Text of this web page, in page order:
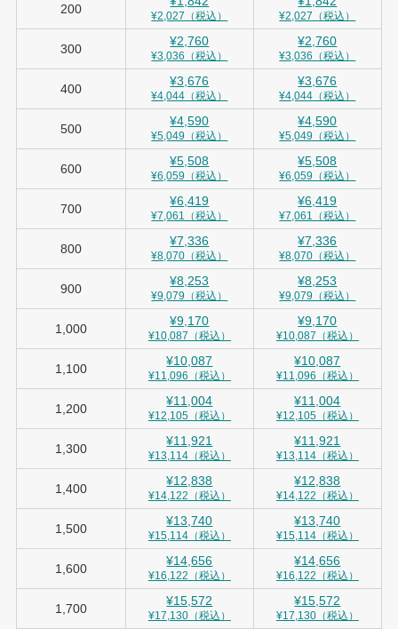
200 ¥2,027（税込） ¥2,027（税込）
300
¥2,760
¥3,036（税込）
¥2,760
¥3,036（税込）
400
¥3,676
¥4,044（税込）
¥3,676
¥4,044（税込）
500
¥4,590
¥5,049（税込）
¥4,590
¥5,049（税込）
600
¥5,508
¥6,059（税込）
¥5,508
¥6,059（税込）
700
¥6,419
¥7,061（税込）
¥6,419
¥7,061（税込）
800
¥7,336
¥8,070（税込）
¥7,336
¥8,070（税込）
900
¥8,253
¥9,079（税込）
¥8,253
¥9,079（税込）
1,000
¥9,170
¥10,087（税込）
¥9,170
¥10,087（税込）
1,100
¥10,087
¥11,096（税込）
¥10,087
¥11,096（税込）
1,200
¥11,004
¥12,105（税込）
¥11,004
¥12,105（税込）
1,300
¥11,921
¥13,114（税込）
¥11,921
¥13,114（税込）
1,400
¥12,838
¥14,122（税込）
¥12,838
¥14,122（税込）
1,500
¥13,740
¥15,114（税込）
¥13,740
¥15,114（税込）
1,600
¥14,656
¥16,122（税込）
¥14,656
¥16,122（税込）
1,700
¥15,572
¥17,130（税込）
¥15,572
¥17,130（税込）